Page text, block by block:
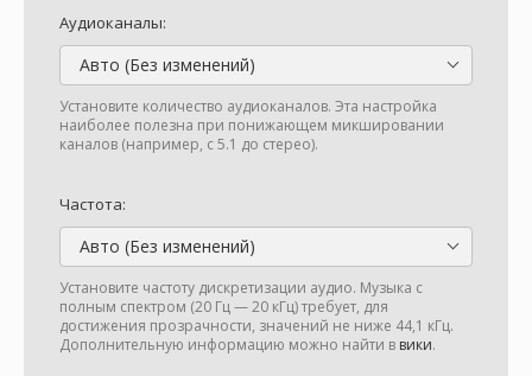
Аудиоканалы:
Авто (Без изменений)
Установите количество аудиоканалов. Эта настройка
наиболее полезна при понижающем микшировании
каналов (например, с 5.1 до стерео).
Частота:
Авто (Без изменений)
Установите частоту дискретизации аудио. Музыка с
полным спектром (20 Гц — 20 кГц) требует, для
достижения прозрачности, значений не ниже 44,1 кГц.
Дополнительную информацию можно найти в вики.